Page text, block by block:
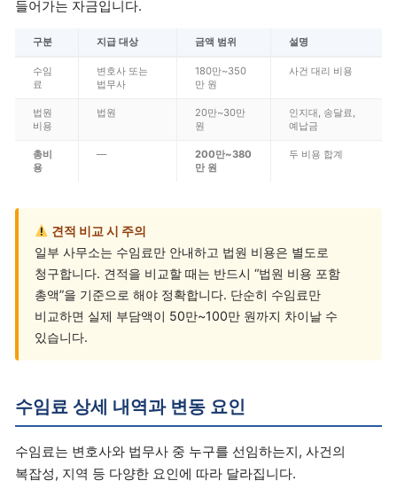
들어가는 자금입니다.
구분 지급 대상 금액 범위 설명
수임
료
변호사 또는
법무사
180만~350
만 원
사건 대리 비용
법원
비용
법원
20만~30만
원
인지대, 송달료,
예납금
총비
용
—
200만~380
만 원
두 비용 합계
견적 비교 시 주의
일부 사무소는 수임료만 안내하고 법원 비용은 별도로
청구합니다. 견적을 비교할 때는 반드시 “법원 비용 포함
총액”을 기준으로 해야 정확합니다. 단순히 수임료만
비교하면 실제 부담액이 50만~100만 원까지 차이날 수
있습니다.
수임료 상세 내역과 변동 요인
수임료는 변호사와 법무사 중 누구를 선임하는지, 사건의
복잡성, 지역 등 다양한 요인에 따라 달라집니다.